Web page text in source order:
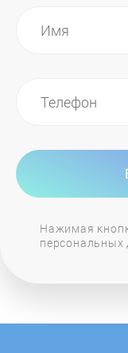
Нажимая
персональных